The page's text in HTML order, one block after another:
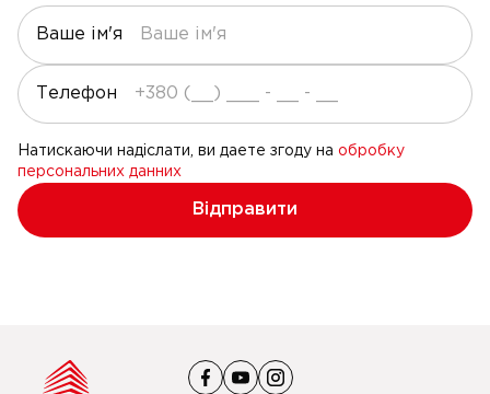
Ваше ім'я
Телефон
Натискаючи надіслати, ви даете згоду на обробку
персональних данних
Відправити